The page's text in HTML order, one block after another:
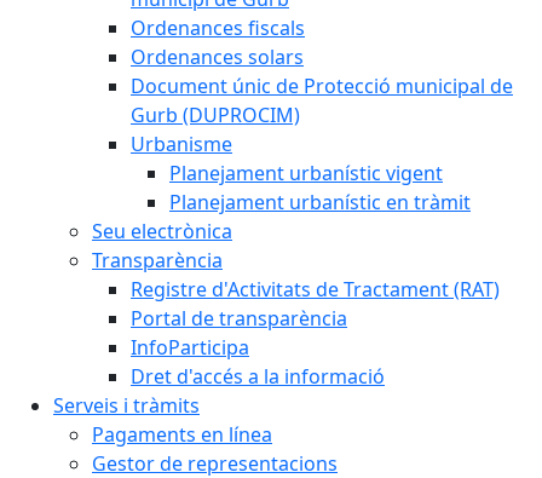
Ordenances fiscals
Ordenances solars
Document únic de Protecció municipal de
Gurb (DUPROCIM)
Urbanisme
Planejament urbanístic vigent
Planejament urbanístic en tràmit
Seu electrònica
Transparència
Registre d'Activitats de Tractament (RAT)
Portal de transparència
InfoParticipa
Dret d'accés a la informació
Serveis i tràmits
Pagaments en línea
Gestor de representacions